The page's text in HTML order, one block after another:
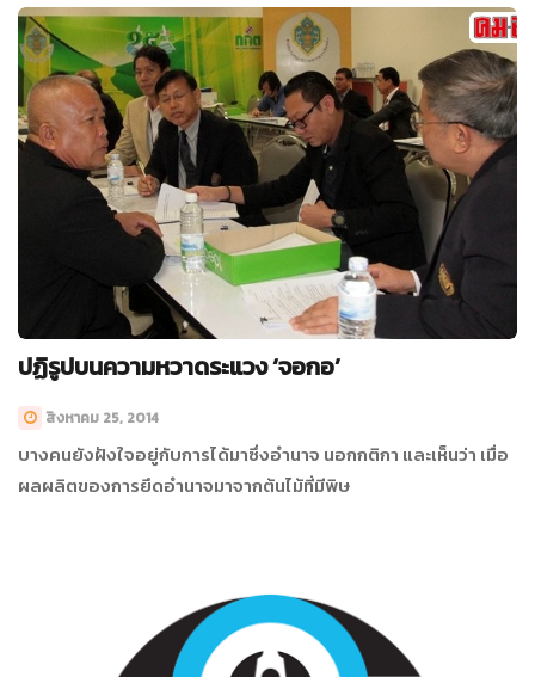
ปฏิรูปบนความหวาดระแวง ‘จอกอ’
สิงหาคม 25, 2014
บางคนยังฝังใจอยู่กับการได้มาซึ่งอำนาจ นอกกติกา และเห็นว่า เมื่อ
ผลผลิตของการยึดอำนาจมาจากต้นไม้ที่มีพิษ